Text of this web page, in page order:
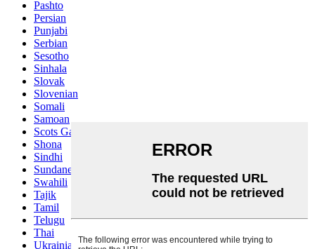
Pashto
Persian
Punjabi
Serbian
Sesotho
Sinhala
Slovak
Slovenian
Somali
Samoan
Scots Gaelic
Shona
Sindhi
Sundanese
Swahili
Tajik
Tamil
Telugu
Thai
Ukrainian